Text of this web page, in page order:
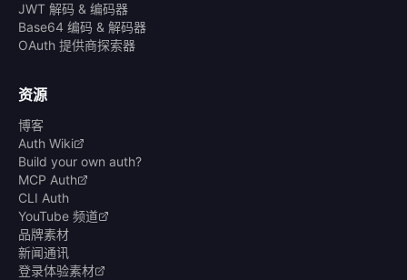
JWT 解码 & 编码器
Base64 编码 & 解码器
OAuth 提供商探索器
资源
博客
Auth Wiki
Build your own auth?
MCP Auth
CLI Auth
YouTube 频道
品牌素材
新闻通讯
登录体验素材